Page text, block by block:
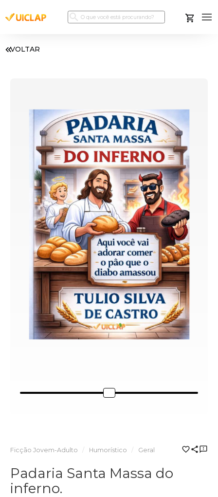
VOLTAR
Ficção Jovem-Adulto Humorístico Geral
Padaria Santa Massa do
inferno.